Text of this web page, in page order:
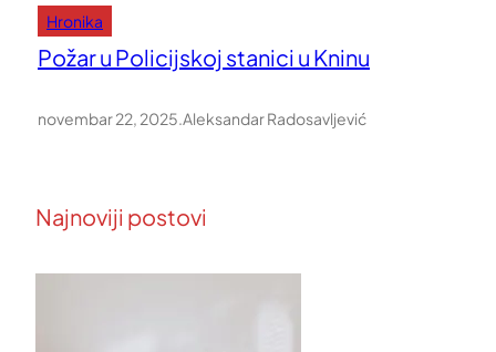
Hronika
Požar u Policijskoj stanici u Kninu
novembar 22, 2025.Aleksandar Radosavljević
Najnoviji postovi